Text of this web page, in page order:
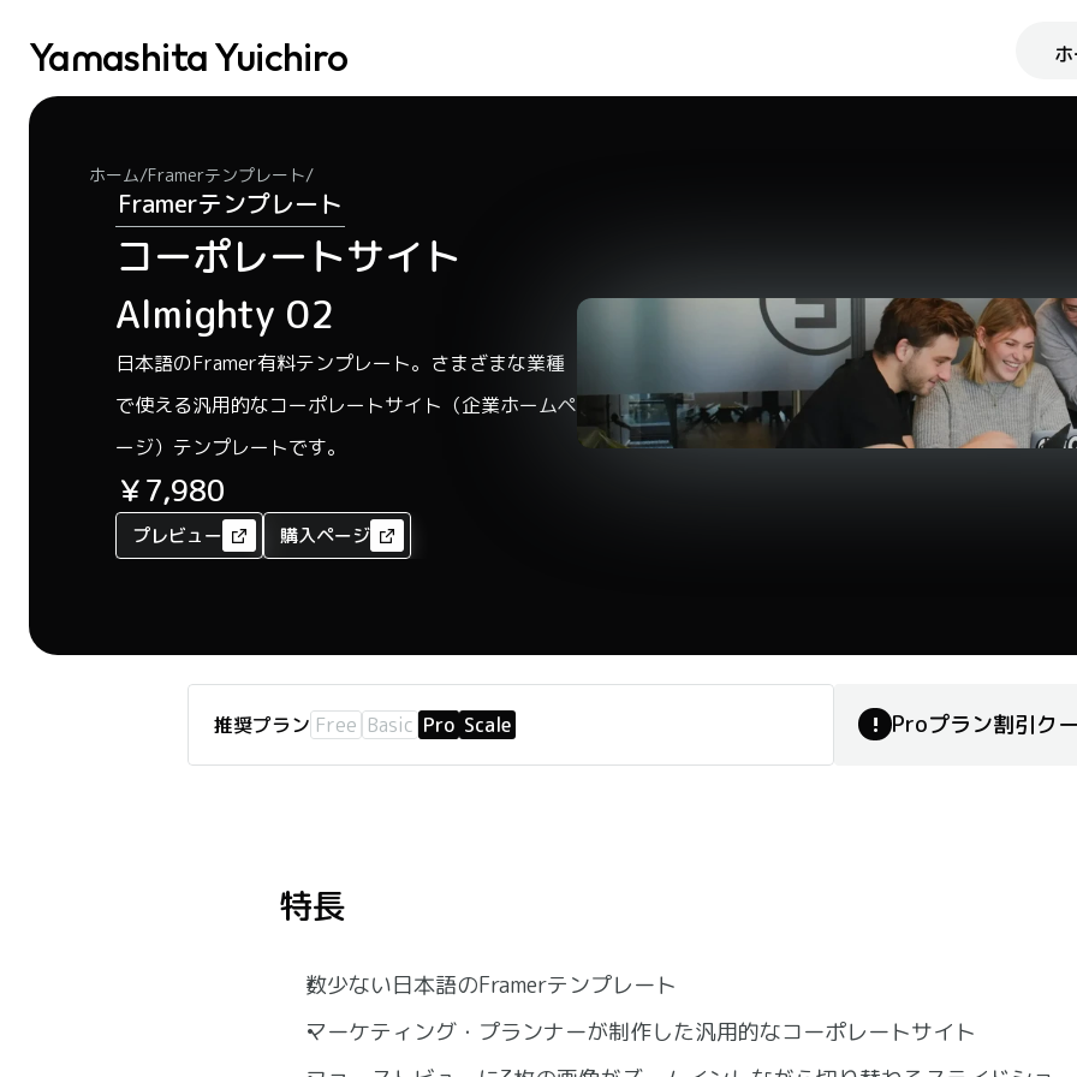
Yamashita Yuichiro
ホーム/Framerテンプレート/
Framerテンプレート
コーポレートサイト
Almighty 02
日本語のFramer有料テンプレート。さまざまな業種
で使える汎用的なコーポレートサイト（企業ホームペ
ージ）テンプレートです。
￥7,980
プレビュー 購入ページ
推奨プラン Free Basic Pro Scale ! Proプラン割引ク
特長
数少ない日本語のFramerテンプレート
マーケティング・プランナーが制作した汎用的なコーポレートサイト